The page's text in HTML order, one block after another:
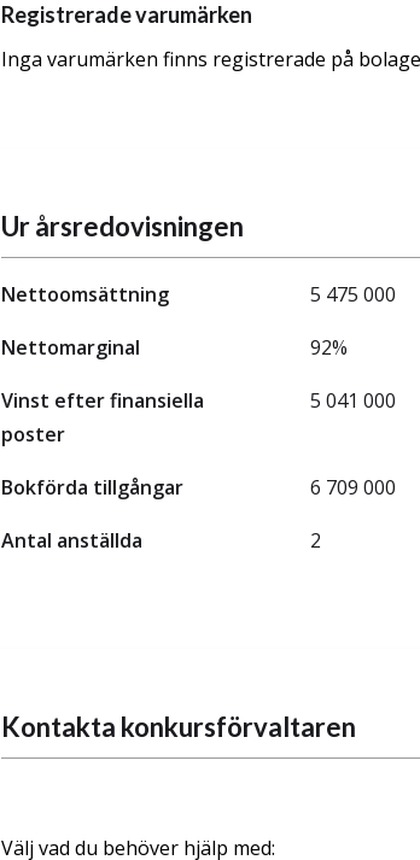
Registrerade varumärken
Inga varumärken finns registrerade på
Ur årsredovisningen
Nettoomsättning
5 475 000
Nettomarginal
92%
Vinst efter finansiella
poster
5 041 000
Bokförda tillgångar
6 709 000
Antal anställda
2
Kontakta konkursförvaltaren
Välj vad du behöver hjälp med: